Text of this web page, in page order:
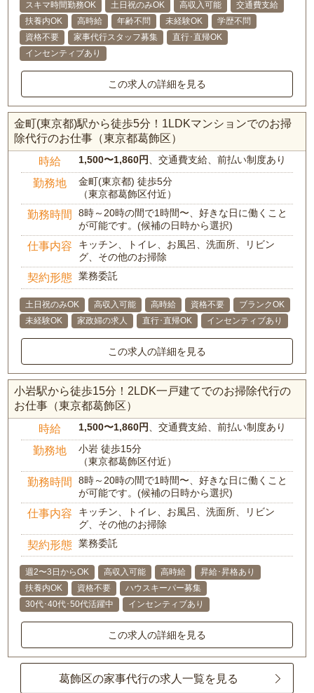
スキマ時間勤務OK 土日祝のみOK 高収入可能
交通費支給
扶養内OK
高時給 年齢不問 未経験OK
学歴不問
資格不要
家事代行スタッフ募集
直行･直帰OK
インセンティブあり
この求人の詳細を見る
金町(東京都)駅から徒歩5分！1LDKマンションでのお掃
除代行のお仕事（東京都葛飾区）
時給 1,500〜1,860円 、交通費支給、前払い制度あり
勤務地
金町(東京都) 徒歩5分
（東京都葛飾区付近）
勤務時間
8時～20時の間で1時間〜、好きな日に働くこと
が可能です。(候補の日時から選択)
仕事内容
キッチン、トイレ、お風呂、洗面所、リビン
グ、その他のお掃除
契約形態 業務委託
土日祝のみOK 高収入可能 高時給 資格不要
ブランクOK
未経験OK
家政婦の求人 直行･直帰OK インセンティブあり
この求人の詳細を見る
小岩駅から徒歩15分！2LDK一戸建てでのお掃除代行の
お仕事（東京都葛飾区）
時給 1,500〜1,860円 、交通費支給、前払い制度あり
勤務地
小岩 徒歩15分
（東京都葛飾区付近）
勤務時間
8時～20時の間で1時間〜、好きな日に働くこと
が可能です。(候補の日時から選択)
仕事内容
キッチン、トイレ、お風呂、洗面所、リビン
グ、その他のお掃除
契約形態 業務委託
週2〜3日からOK 高収入可能 高時給
昇給･昇格あり
扶養内OK
資格不要
ハウスキーパー募集
30代･40代･50代活躍中
インセンティブあり
この求人の詳細を見る
葛飾区の家事代行の求人一覧を見る